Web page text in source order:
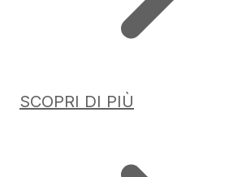
SCOPRI DI PIÙ